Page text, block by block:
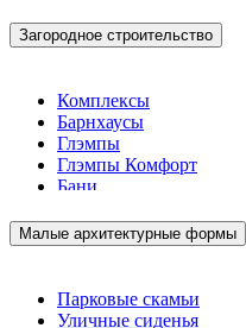
Загородное строительство
Комплексы
Барнхаусы
Глэмпы
Глэмпы Комфорт
Бани
Малые архитектурные формы
Парковые скамьи
Уличные сиденья